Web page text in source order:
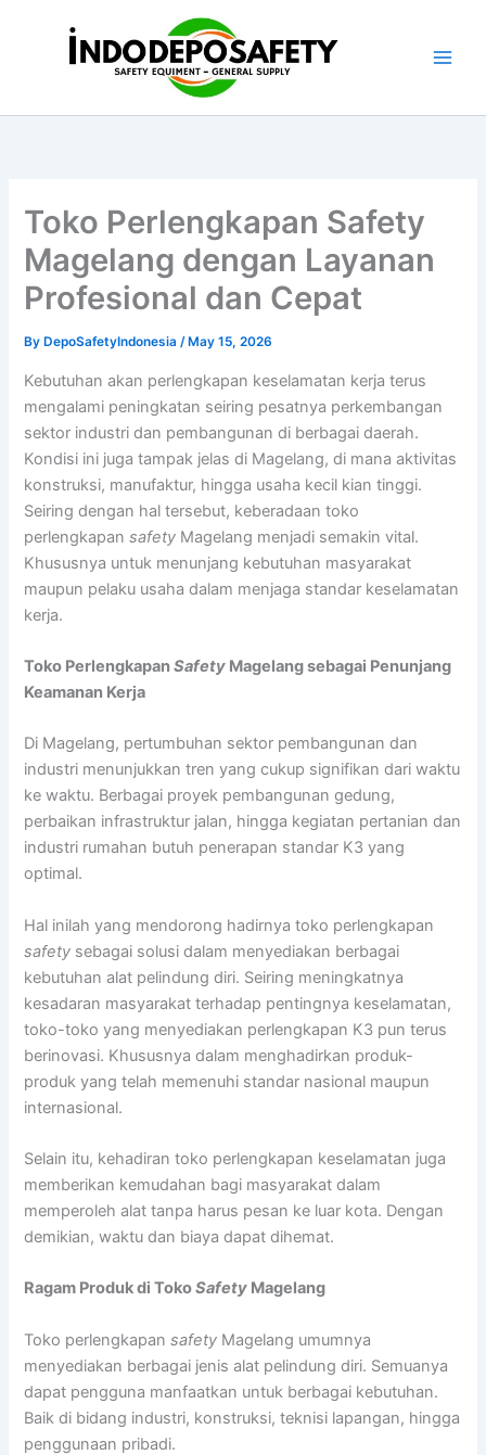
Toko Perlengkapan Safety
Magelang dengan Layanan
Profesional dan Cepat
By DepoSafetyIndonesia/ May 15, 2026
Kebutuhan akan perlengkapan keselamatan kerja terus
mengalami peningkatan seiring pesatnya perkembangan
sektor industri dan pembangunan di berbagai daerah.
Kondisi ini juga tampak jelas di Magelang, di mana aktivitas
konstruksi, manufaktur, hingga usaha kecil kian tinggi.
Seiring dengan hal tersebut, keberadaan toko
perlengkapansafety Magelang menjadi semakin vital.
Khususnya untuk menunjang kebutuhan masyarakat
maupun pelaku usaha dalam menjaga standar keselamatan
kerja.
Toko PerlengkapanSafety Magelang sebagai Penunjang
Keamanan Kerja
Di Magelang, pertumbuhan sektor pembangunan dan
industri menunjukkan tren yang cukup signifikan dari waktu
ke waktu. Berbagai proyek pembangunan gedung,
perbaikan infrastruktur jalan, hingga kegiatan pertanian dan
industri rumahan butuh penerapan standar K3 yang
optimal.
Hal inilah yang mendorong hadirnya toko perlengkapan
safety sebagai solusi dalam menyediakan berbagai
kebutuhan alat pelindung diri. Seiring meningkatnya
kesadaran masyarakat terhadap pentingnya keselamatan,
toko-toko yang menyediakan perlengkapan K3 pun terus
berinovasi. Khususnya dalam menghadirkan produk-
produk yang telah memenuhi standar nasional maupun
internasional.
Selain itu, kehadiran toko perlengkapan keselamatan juga
memberikan kemudahan bagi masyarakat dalam
memperoleh alat tanpa harus pesan ke luar kota. Dengan
demikian, waktu dan biaya dapat dihemat.
Ragam Produk di TokoSafety Magelang
Toko perlengkapansafety Magelang umumnya
menyediakan berbagai jenis alat pelindung diri. Semuanya
dapat pengguna manfaatkan untuk berbagai kebutuhan.
Baik di bidang industri, konstruksi, teknisi lapangan, hingga
penggunaan pribadi.